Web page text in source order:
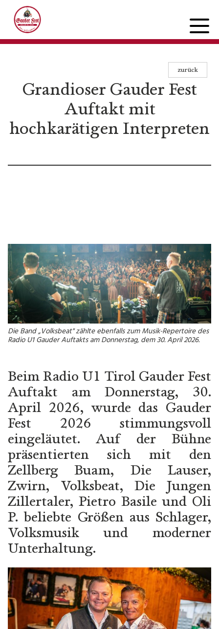
Mittwoch
Freitag
Reservierung
Unterkünfte
Öffnungszeiten Büro TVB
Zell am Ziller
Shuttle- und Zubringerbusse
Gauder Taxi
Zeltplan
Verkehrsregelung und
Parken
Fundsachen
WISSENSWERTES
Geschichte
Bierkultur
Künstlersujets
Gambrinus Freunde
IMPRESSIONEN
Videos
Gauder Fest 2026
Gauder Fest 2025
Gauder Fest 2024
zurück
Grandioser Gauder Fest
Auftakt mit
hochkarätigen Interpreten
Die Band „Volksbeat" zählte ebenfalls zum Musik-Re­per­toire des
Radio U1 Gauder Auftakts am Donnerstag, dem 30. April 2026.
Beim Radio U1 Tirol Gauder Fest
Auftakt am Donnerstag, 30.
April 2026, wurde das Gauder
Fest 2026 stimmungsvoll
eingeläutet. Auf der Bühne
präsentierten sich mit den
Zellberg Buam, Die Lauser,
Zwirn, Volksbeat, Die Jungen
Zillertaler, Pietro Basile und Oli
P. beliebte Größen aus Schlager,
Volksmusik und moderner
Unterhaltung.